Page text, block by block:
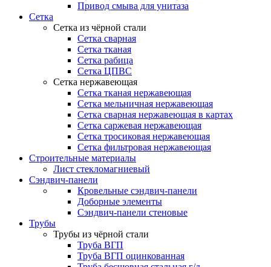
Привод смыва для унитаза
Сетка
Сетка из чёрной стали
Сетка сварная
Сетка тканая
Сетка рабица
Сетка ЦПВС
Сетка нержавеющая
Сетка тканая нержавеющая
Сетка мельничная нержавеющая
Сетка сварная нержавеющая в картах
Сетка саржевая нержавеющая
Сетка тросиковая нержавеющая
Сетка фильтровая нержавеющая
Строительные материалы
Лист стекломагниевый
Сэндвич-панели
Кровельные сэндвич-панели
Доборные элементы
Сэндвич-панели стеновые
Трубы
Трубы из чёрной стали
Труба ВГП
Труба ВГП оцинкованная